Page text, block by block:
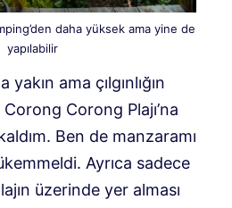
daha yüksek ama yine de
yapılabilir
ama çılgınlığın
Corong Plajı’na
Ben de manzaramı
Ayrıca sadece
üzerinde yer alması